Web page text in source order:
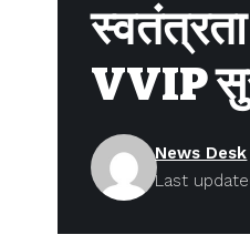
VVIP
Last
News Desk